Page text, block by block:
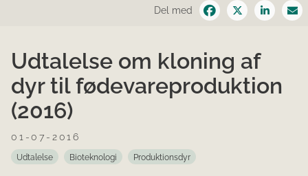
Del med
Udtalelse om kloning af
dyr til fødevareproduktion
(2016)
01-07-2016
Udtalelse Bioteknologi Produktionsdyr